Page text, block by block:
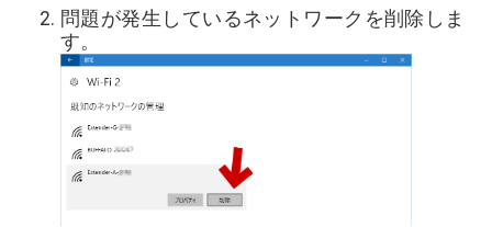
問題が発生しているネットワークを削除しま
す。